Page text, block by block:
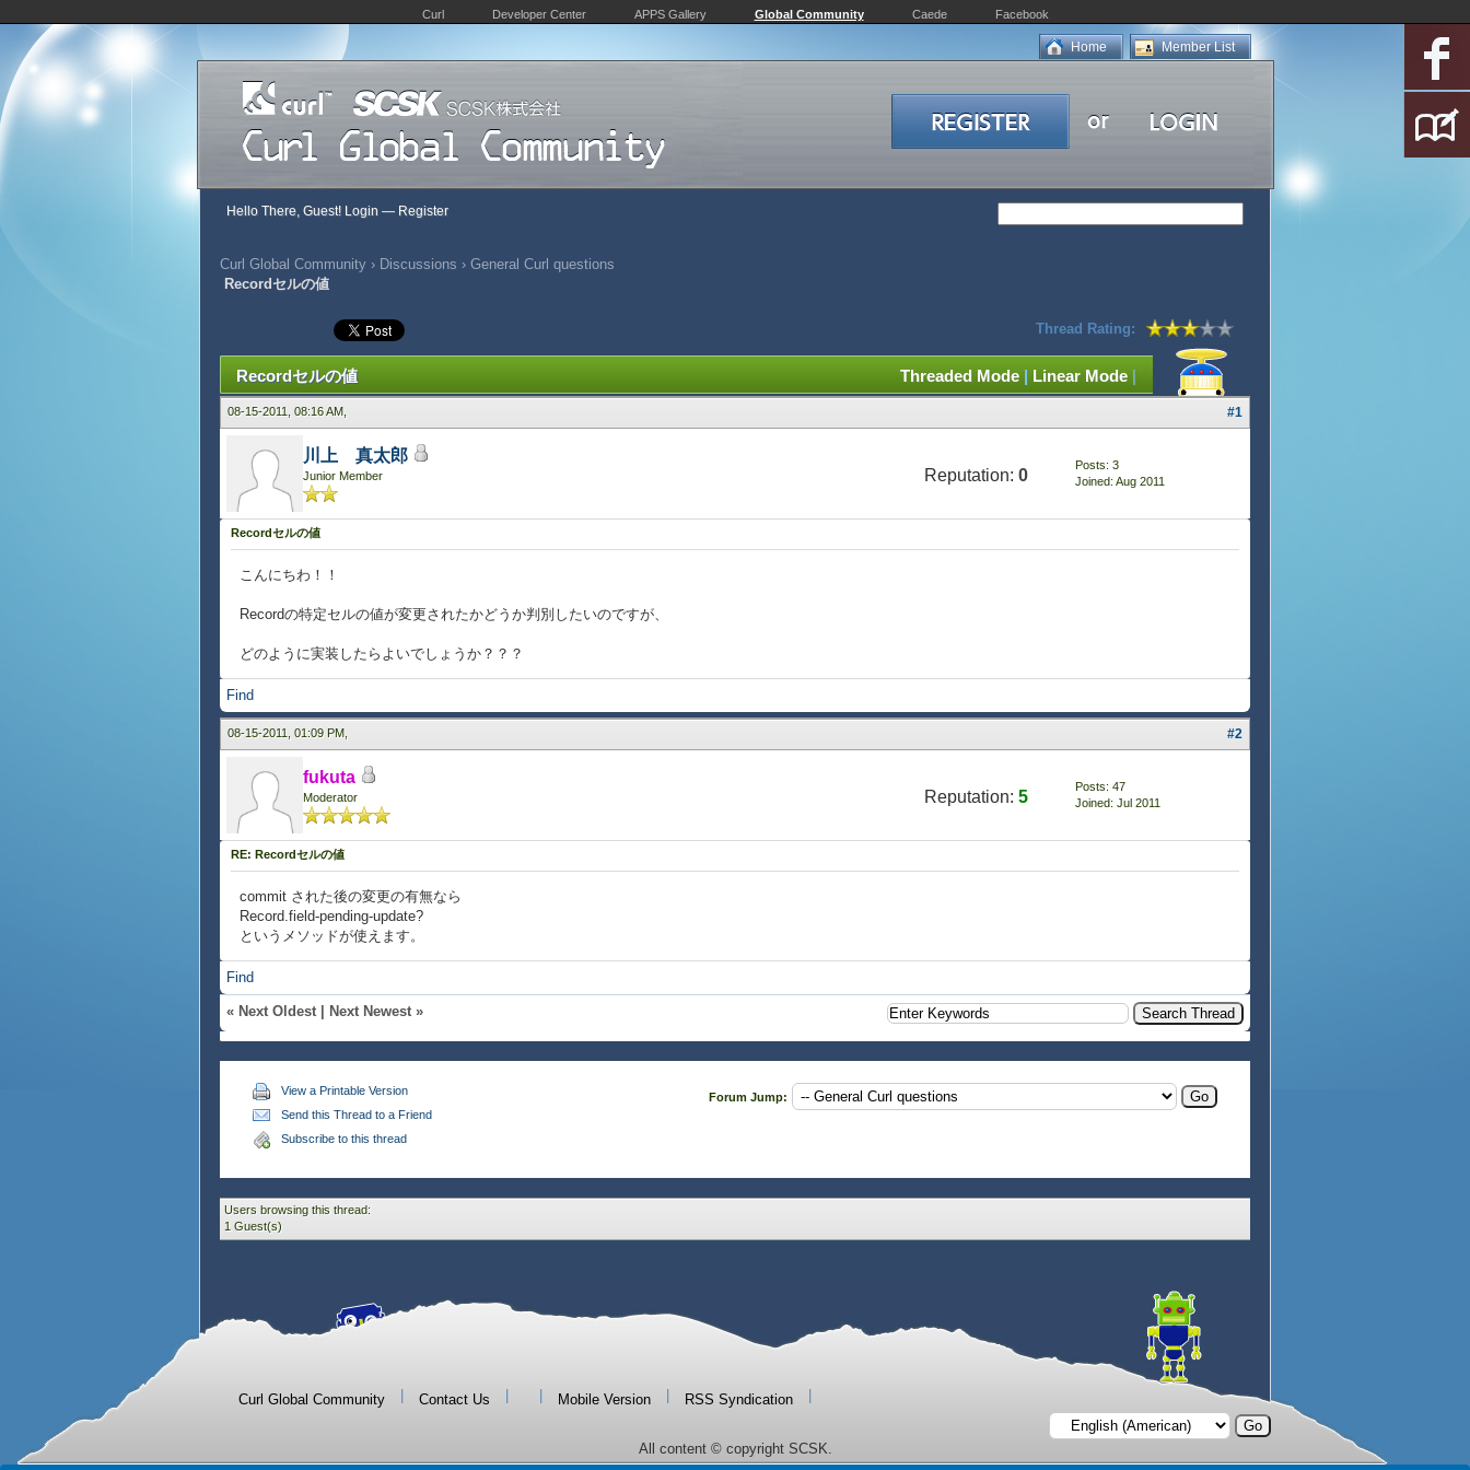
Curl Developer Center APPS Gallery Global Community Caede Facebook
Member List
Home
Hello There, Guest! Login — Register
Curl Global Community › Discussions › General Curl questions
Recordセルの値
Thread Rating:
Threaded Mode | Linear Mode |
Recordセルの値
08-15-2011, 08:16 AM, #1
川上 真太郎
Junior Member Reputation: 0
Posts: 3
Joined: Aug 2011
Recordセルの値
こんにちわ！！
Recordの特定セルの値が変更されたかどうか判別したいのですが、
どのように実装したらよいでしょうか？？？
Find
08-15-2011, 01:09 PM, #2
fukuta
Moderator Reputation: 5
Posts: 47
Joined: Jul 2011
RE: Recordセルの値
commit された後の変更の有無なら
Record.field-pending-update?
というメソッドが使えます。
Find
« Next Oldest Next Newest »
View a Printable Version
Send this Thread to a Friend
Subscribe to this thread
Forum Jump:
Users browsing this thread:
1 Guest(s)
Curl Global Community Contact Us Mobile Version RSS Syndication
All content © copyright SCSK.